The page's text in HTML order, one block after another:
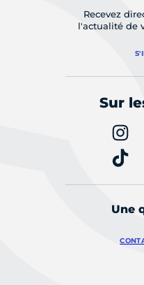
Recevez
l'actualité de
Sur
Une